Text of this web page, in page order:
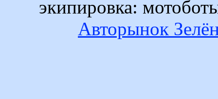
экипировка:
Авторынок